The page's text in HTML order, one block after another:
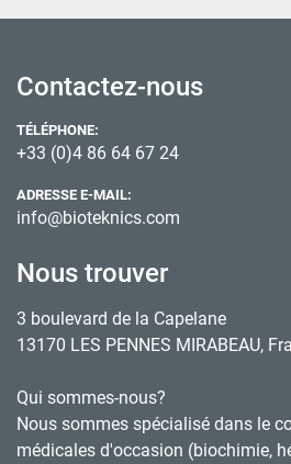
Contactez-nous
TÉLÉPHONE:
+33 (0)4 86 64 67 24
ADRESSE E-MAIL:
info@bioteknics.com
Nous trouver
3 boulevard de la Capelane
13170 LES PENNES MIRABEAU,
Qui sommes-nous?
Nous sommes spécialisé dans le
médicales d'occasion (biochimie,